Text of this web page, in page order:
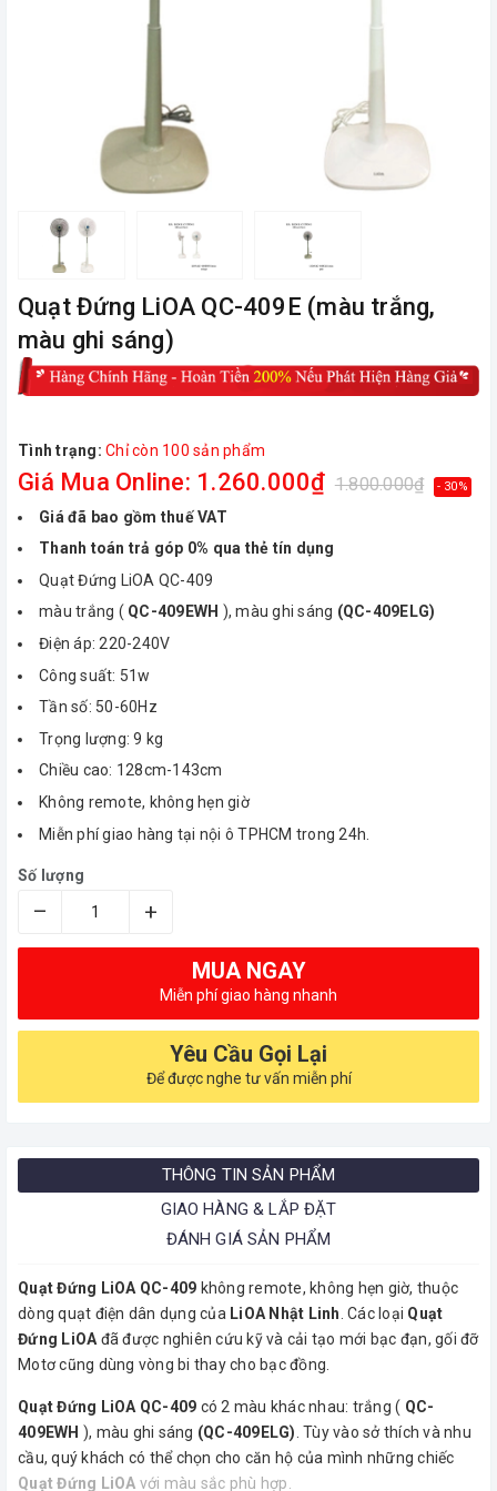
Quạt Đứng LiOA QC-409E (màu trắng,
màu ghi sáng)
Tình trạng: Chỉ còn 100 sản phẩm
Giá Mua Online: 1.260.000₫ 1.800.000₫ - 30%
Giá đã bao gồm thuế VAT
Thanh toán trả góp 0% qua thẻ tín dụng
Quạt Đứng LiOA QC-409
màu trắng ( QC-409EWH ), màu ghi sáng (QC-409ELG)
Điện áp: 220-240V
Công suất: 51w
Tần số: 50-60Hz
Trọng lượng: 9 kg
Chiều cao: 128cm-143cm
Không remote, không hẹn giờ
Miễn phí giao hàng tại nội ô TPHCM trong 24h.
Số lượng
– +
MUA NGAY
Miễn phí giao hàng nhanh
Yêu Cầu Gọi Lại
Để được nghe tư vấn miễn phí
THÔNG TIN SẢN PHẨM
GIAO HÀNG & LẮP ĐẶT
ĐÁNH GIÁ SẢN PHẨM
Quạt Đứng LiOA QC-409 không remote, không hẹn giờ, thuộc
dòng quạt điện dân dụng của LiOA Nhật Linh . Các loại Quạt
Đứng LiOA đã được nghiên cứu kỹ và cải tạo mới bạc đạn, gối đỡ
Motơ cũng dùng vòng bi thay cho bạc đồng.
Quạt Đứng LiOA QC-409 có 2 màu khác nhau: trắng ( QC-
409EWH ), màu ghi sáng (QC-409ELG) . Tùy vào sở thích và nhu
cầu, quý khách có thể chọn cho căn hộ của mình những chiếc
Quạt Đứng LiOA với màu sắc phù hợp.